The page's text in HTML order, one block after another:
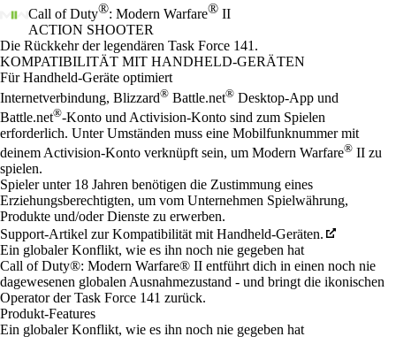
Call of Duty®: Modern Warfare® II
ACTION SHOOTER
Product Notification
Die Rückkehr der legendären Task Force 141.
Preis
Available actions
KOMPATIBILITÄT MIT HANDHELD-GERÄTEN
Für Handheld-Geräte optimiert
Internetverbindung, Blizzard® Battle.net® Desktop-App und
Battle.net®-Konto und Activision-Konto sind zum Spielen
erforderlich. Unter Umständen muss eine Mobilfunknummer mit
deinem Activision-Konto verknüpft sein, um Modern Warfare® II zu
spielen.
Spieler unter 18 Jahren benötigen die Zustimmung eines
Erziehungsberechtigten, um vom Unternehmen Spielwährung,
Produkte und/oder Dienste zu erwerben.
Support-Artikel zur Kompatibilität mit Handheld-Geräten.
Ein globaler Konflikt, wie es ihn noch nie gegeben hat
Call of Duty®: Modern Warfare® II entführt dich in einen noch nie
dagewesenen globalen Ausnahmezustand - und bringt die ikonischen
Operator der Task Force 141 zurück.
Produkt-Features
Ein globaler Konflikt, wie es ihn noch nie gegeben hat